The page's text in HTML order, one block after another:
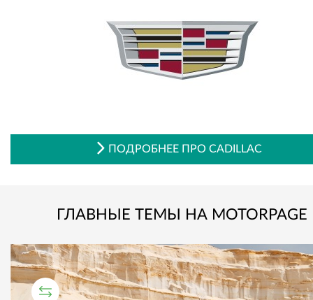
ПОДРОБНЕЕ ПРО CADILLAC
ГЛАВНЫЕ ТЕМЫ НА MOTORPAGE
СРАВНИТЕЛЬНЫЙ ТЕСТ